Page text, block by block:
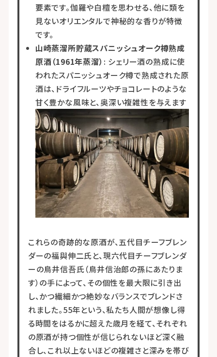
要素です。伽羅や白檀を思わせる、他に類を
見ないオリエンタルで神秘的な香りが特徴
です。
山崎蒸溜所貯蔵スパニッシュオーク樽熟成
原酒（1961年蒸溜） : シェリー酒の熟成に使
われたスパニッシュオーク樽で熟成された原
酒は、ドライフルーツやチョコレートのような
甘く豊かな風味と、奥深い複雑性を与えます
これらの奇跡的な原酒が、五代目チーフブレン
ダーの福與伸二氏と、現六代目チーフブレンダ
ーの鳥井信吾氏（鳥井信治郎の孫にあたりま
す）の手によって、その個性を最大限に引き出
し、かつ繊細かつ絶妙なバランスでブレンドさ
れました。55年という、私たち人間が想像し得
る時間をはるかに超えた歳月を経て、それぞれ
の原酒が持つ個性が信じられないほど深く融
合し、これ以上ないほどの複雑さと深みを帯び